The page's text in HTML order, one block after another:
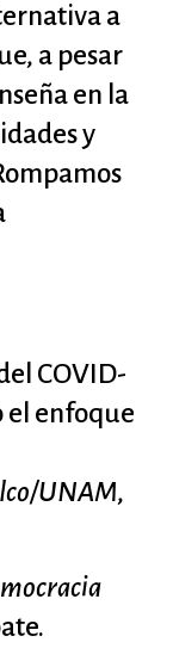
a
a pesar
en la
y
COVID-
el enfoque
UNAM,